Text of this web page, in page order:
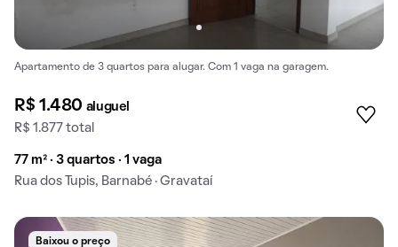
Apartamento de 3 quartos para alugar. Com 1 vaga na garagem.
R$ 1.480 aluguel
R$ 1.877 total
77 m² · 3 quartos · 1 vaga
Rua dos Tupis, Barnabé · Gravataí
Baixou o preço